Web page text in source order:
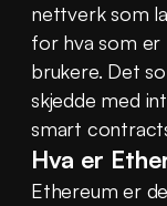
nettverk som
for hva som er
brukere. Det
skjedde med
smart
Hva er
Ethereum er